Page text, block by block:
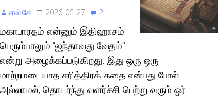
எஸ்.கே 2026-05-27 2
மகாபாரதம் என்னும் இதிஹாசம்
பெரும்பாலும் “ஐந்தாவது வேதம்”
என்று அழைக்கப்படுகிறது. இது ஒரு ஒரு
மாற்றமடையாத சரித்திரக் கதை என்பது போல்
அல்லாமல், தொடர்ந்து வளர்ச்சி பெற்று வரும் ஓர்